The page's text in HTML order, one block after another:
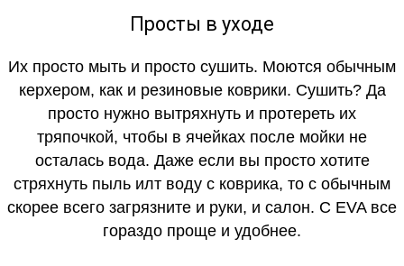
Просты в уходе
Их просто мыть и просто сушить. Моются обычным
керхером, как и резиновые коврики. Сушить? Да
просто нужно вытряхнуть и протереть их
тряпочкой, чтобы в ячейках после мойки не
осталась вода. Даже если вы просто хотите
стряхнуть пыль илт воду с коврика, то с обычным
скорее всего загрязните и руки, и салон. С EVA все
гораздо проще и удобнее.